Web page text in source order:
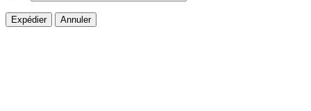
Expédier Annuler